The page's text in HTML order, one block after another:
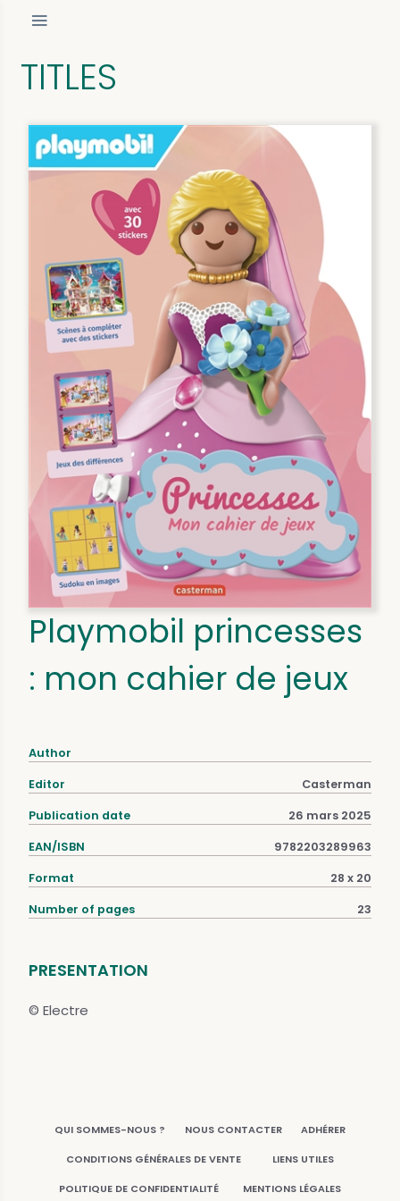
TITLES
Playmobil princesses
: mon cahier de jeux
Author
Editor Casterman
Publication date 26 mars 2025
EAN/ISBN 9782203289963
Format 28 x 20
Number of pages 23
PRESENTATION
© Electre
QUI SOMMES-NOUS ? NOUS CONTACTER ADHÉRER
CONDITIONS GÉNÉRALES DE VENTE LIENS UTILES
POLITIQUE DE CONFIDENTIALITÉ MENTIONS LÉGALES